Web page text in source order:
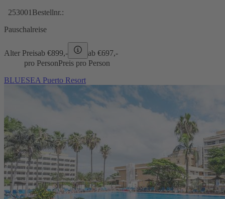
253001 Bestellnr.:
Pauschalreise
Alter Preisab €899,- ab €697,-
pro PersonPreis pro Person
BLUESEA Puerto Resort